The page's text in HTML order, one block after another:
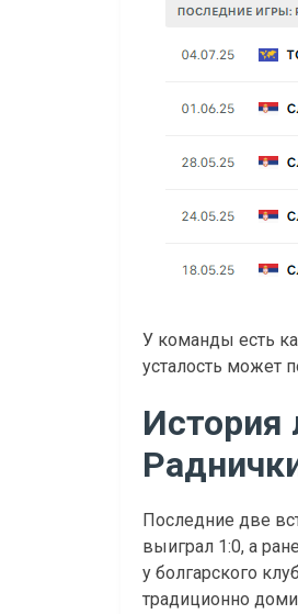
У команды есть
усталость может
Последние две
выиграл 1:0, а
у болгарского
традиционно